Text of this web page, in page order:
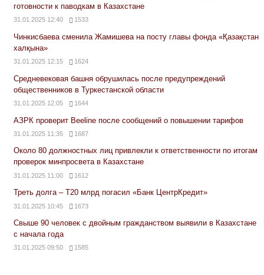
готовности к паводкам в Казахстане
31.01.2025 12:40 1533
Чинкисбаева сменила Жамишева на посту главы фонда «Қазақстан
халқына»
31.01.2025 12:15 1624
Средневековая башня обрушилась после предупреждений
общественников в Туркестанской области
31.01.2025 12:05 1644
АЗРК проверит Beeline после сообщений о повышении тарифов
31.01.2025 11:35 1687
Около 80 должностных лиц привлекли к ответственности по итогам
проверок минпросвета в Казахстане
31.01.2025 11:00 1612
Треть долга – Т20 млрд погасил «Банк ЦентрКредит»
31.01.2025 10:45 1673
Свыше 90 человек с двойным гражданством выявили в Казахстане
с начала года
31.01.2025 09:50 1585